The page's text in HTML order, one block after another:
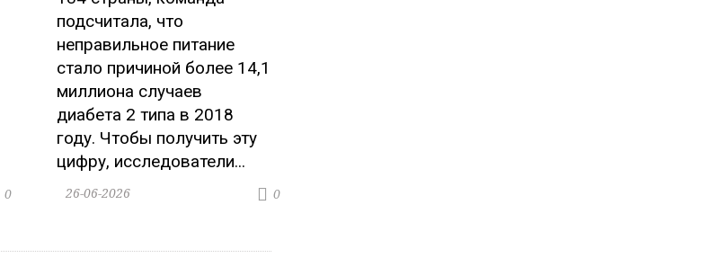
0
подсчитала, что
неправильное питание
стало причиной более 14,1
миллиона случаев
диабета 2 типа в 2018
году. Чтобы получить эту
цифру, исследователи...
0
26-06-2026